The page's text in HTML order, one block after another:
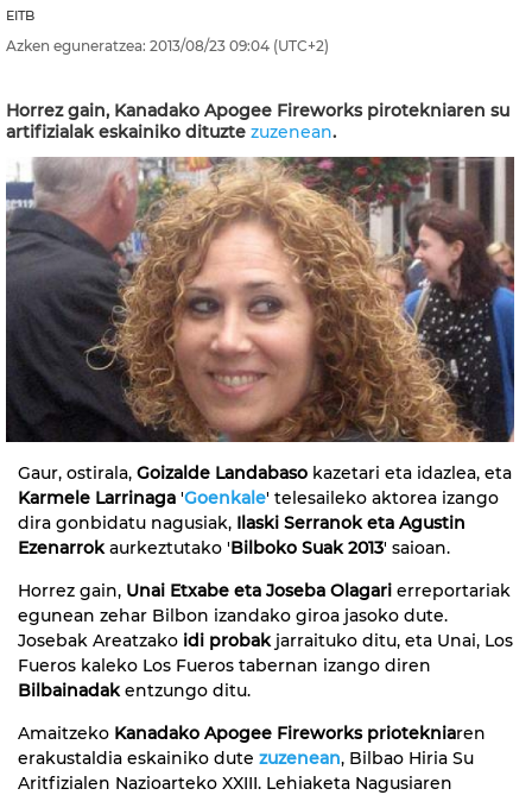
EITB
Azken eguneratzea: 2013/08/23 09:04 (UTC+2)
Horrez gain, Kanadako Apogee Fireworks pirotekniaren su
artifizialak eskainiko dituzte zuzenean.
Gaur, ostirala, Goizalde Landabaso kazetari eta idazlea, eta
Karmele Larrinaga 'Goenkale' telesaileko aktorea izango
dira gonbidatu nagusiak, Ilaski Serranok eta Agustin
Ezenarrokaurkeztutako 'Bilboko Suak 2013' saioan.
Horrez gain, Unai Etxabe eta Joseba Olagari erreportariak
egunean zehar Bilbon izandako giroa jasoko dute.
Josebak Areatzako idi probakjarraituko ditu, eta Unai, Los
Fueros kaleko Los Fueros tabernan izango diren
Bilbainadakentzungo ditu.
Amaitzeko Kanadako Apogee Fireworks priotekniaren
erakustaldia eskainiko dute zuzenean, Bilbao Hiria Su
Aritfizialen Nazioarteko XXIII. Lehiaketa Nagusiaren